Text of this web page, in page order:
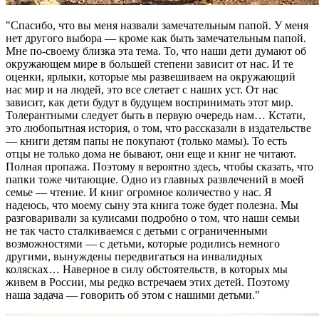
"Спасибо, что вы меня назвали замечательным папой. У меня
нет другого выбора — кроме как быть замечательным папой.
Мне по-своему близка эта тема. То, что наши дети думают об
окружающем мире в большей степени зависит от нас. И те
оценки, ярлыки, которые мы развешиваем на окружающий
нас мир и на людей, это все слетает с наших уст. От нас
зависит, как дети будут в будущем воспринимать этот мир.
Толерантными следует быть в первую очередь нам… Кстати,
это любопытная история, о том, что рассказали в издательстве
— книги детям папы не покупают (только мамы). То есть
отцы не только дома не бывают, они еще и книг не читают.
Полная пропажа. Поэтому я вероятно здесь, чтобы сказать, что
папки тоже читающие. Одно из главных развлечений в моей
семье — чтение. И книг огромное количество у нас. Я
надеюсь, что моему сыну эта книга тоже будет полезна. Мы
разговаривали за кулисами подробно о том, что наши семьи
не так часто сталкиваемся с детьми с ограниченными
возможностями — с детьми, которые родились немного
другими, вынуждены передвигаться на инвалидных
колясках… Наверное в силу обстоятельств, в которых мы
живем в России, мы редко встречаем этих детей. Поэтому
наша задача — говорить об этом с нашими детьми."